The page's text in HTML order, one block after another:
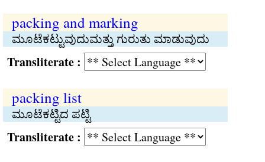
packing and marking
ಮೂಟೆಕಟ್ಟುವುದುಮತ್ತು ಗುರುತು ಮಾಡುವುದು
:
packing list
ಮೂಟೆಕಟ್ಟಿದ ಪಟ್ಟಿ
: